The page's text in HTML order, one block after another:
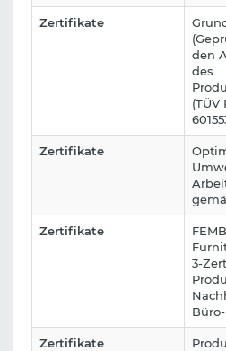
Zertifikate
den
des
Zertifikate
Zertifikate
3-
Zertifikate